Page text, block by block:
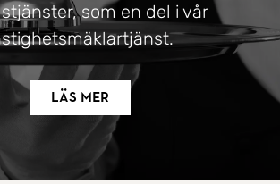
som en del i vår
Läs mer